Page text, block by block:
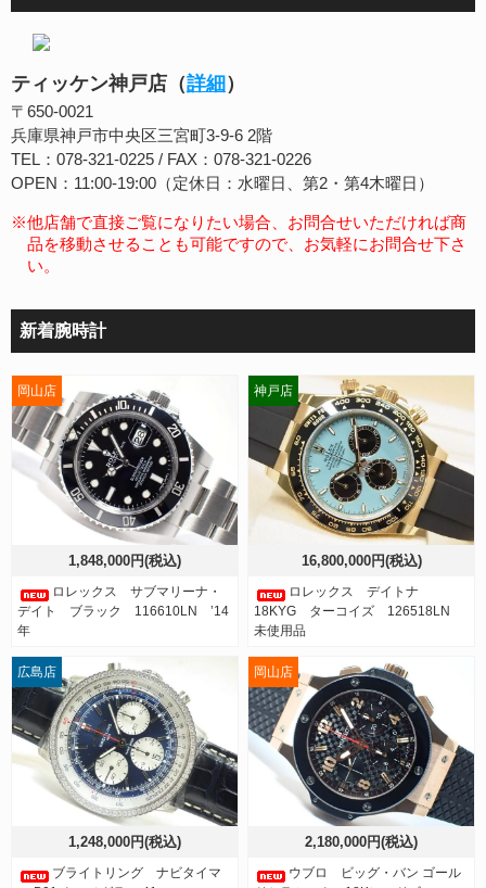
ティッケン神戸店（詳細 ）
〒650-0021
兵庫県神戸市中央区三宮町3-9-6 2階
TEL：078-321-0225 / FAX：078-321-0226
OPEN：11:00-19:00（定休日：水曜日、第2・第4木曜日）
※他店舗で直接ご覧になりたい場合、お問合せいただければ商
品を移動させることも可能ですので、お気軽にお問合せ下さ
い。
新着腕時計
1,848,000円(税込)
ロレックス サブマリーナ・
デイト ブラック 116610LN ’14
年
岡山店
16,800,000円(税込)
ロレックス デイトナ
18KYG ターコイズ 126518LN
未使用品
神戸店
1,248,000円(税込)
ブライトリング ナビタイマ
広島店
2,180,000円(税込)
ウブロ ビッグ・バン ゴール
岡山店